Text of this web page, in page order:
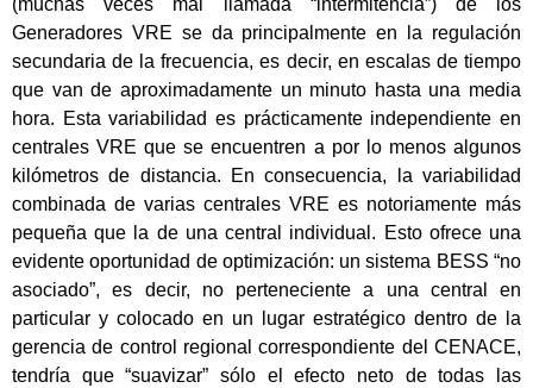
Generadores VRE se da principalmente en la regulación
secundaria de la frecuencia, es decir, en escalas de tiempo
que van de aproximadamente un minuto hasta una media
hora. Esta variabilidad es prácticamente independiente en
centrales VRE que se encuentren a por lo menos algunos
kilómetros de distancia. En consecuencia, la variabilidad
combinada de varias centrales VRE es notoriamente más
pequeña que la de una central individual. Esto ofrece una
evidente oportunidad de optimización: un sistema BESS “no
asociado”, es decir, no perteneciente a una central en
particular y colocado en un lugar estratégico dentro de la
gerencia de control regional correspondiente del CENACE,
tendría que “suavizar” sólo el efecto neto de todas las